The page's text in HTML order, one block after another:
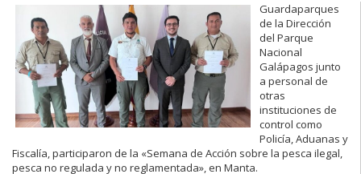
Guardaparques
de la Dirección
del Parque
Nacional
Galápagos junto
a personal de
otras
instituciones de
control como
Policía, Aduanas y
Fiscalía, participaron de la «Semana de Acción sobre la pesca ilegal,
pesca no regulada y no reglamentada», en Manta.